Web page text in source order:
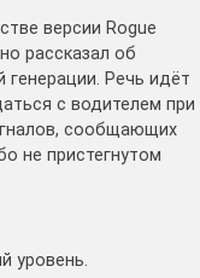
версии Rogue
рассказал об
Речь идёт
с водителем при
сообщающих
не пристегнутом
уровень.